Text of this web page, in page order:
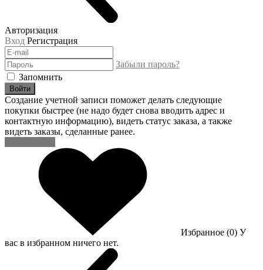
Авторизация
Вход Регистрация
Забыли пароль?
Запомнить
Войти
Создание учетной записи поможет делать следующие
покупки быстрее (не надо будет снова вводить адрес и
контактную информацию), видеть статус заказа, а также
видеть заказы, сделанные ранее.
Избранное (0) У
вас в избранном ничего нет.